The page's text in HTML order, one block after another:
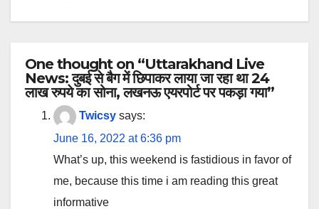
One thought on “Uttarakhand Live
News: दुबई से बैग में छिपाकर लाया जा रहा था 24
लाख रुपये का सोना, लखनऊ एयरपोर्ट पर पकड़ा गया”
Twicsy says:
June 16, 2022 at 6:36 pm
What’s up, this weekend is fastidious in favor of
me, because this time i am reading this great
informative